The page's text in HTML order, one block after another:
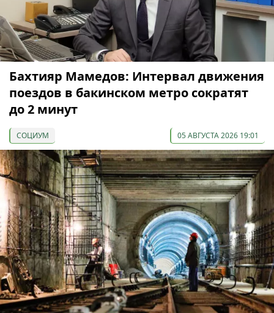
Бахтияр Мамедов: Интервал движения
поездов в бакинском метро сократят
до 2 минут
СОЦИУМ 05 АВГУСТА 2026 19:01